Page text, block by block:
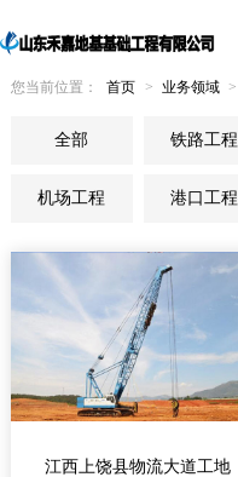
您当前位置： 首页 > 业务领域 >
全部 铁路工程
机场工程 港口工程
江西上饶县物流大道工地